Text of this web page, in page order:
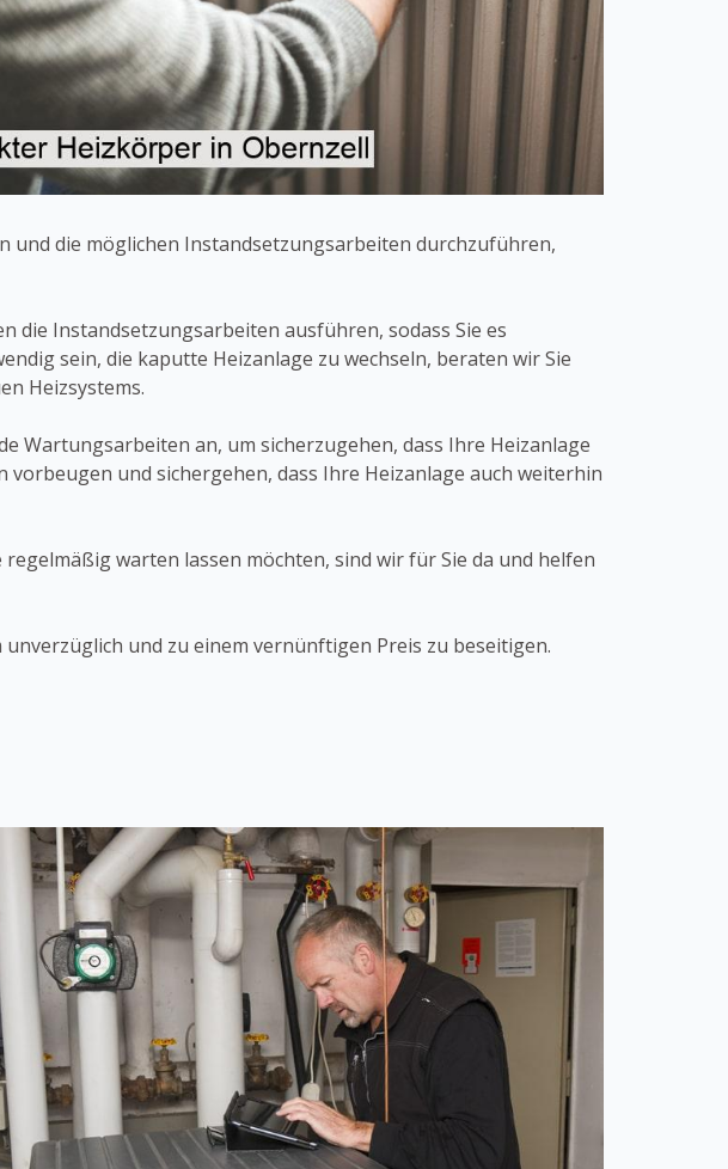
und die möglichen Instandsetzungsarbeiten durchzuführen,
Instandsetzungsarbeiten ausführen, sodass Sie es
sein, die kaputte Heizanlage zu wechseln, beraten wir Sie
Heizsystems.
Wartungsarbeiten an, um sicherzugehen, dass Ihre Heizanlage
und sichergehen, dass Ihre Heizanlage auch weiterhin
warten lassen möchten, sind wir für Sie da und helfen
und zu einem vernünftigen Preis zu beseitigen.